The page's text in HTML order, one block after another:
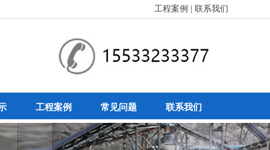
工程案例 联系我们
工程案例 常见问题 联系我们